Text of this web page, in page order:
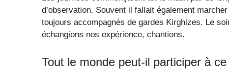
d’observation. Souvent il fallait également
toujours accompagnés de gardes Kirghizes. Le
échangions nos expérience, chantions.
Tout le monde peut-il participer à